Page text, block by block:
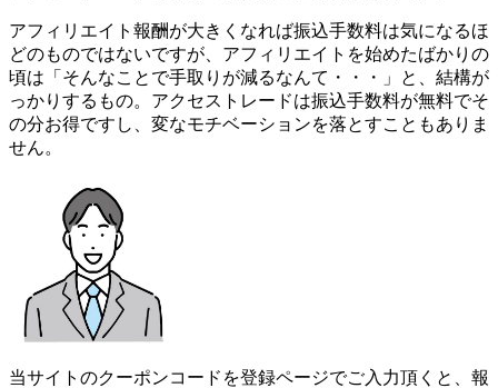
アフィリエイト報酬が大きくなれば振込手数料は気になるほ
どのものではないですが、アフィリエイトを始めたばかりの
頃は「そんなことで手取りが減るなんて・・・」と、結構が
っかりするもの。アクセストレードは振込手数料が無料でそ
の分お得ですし、変なモチベーションを落とすこともありま
せん。
当サイトのクーポンコードを登録ページでご入力頂くと、報